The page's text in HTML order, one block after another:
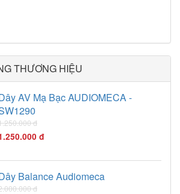
THƯƠNG HIỆU
AV Mạ Bạc AUDIOMECA -
đ
đ
Balance Audiomeca
đ